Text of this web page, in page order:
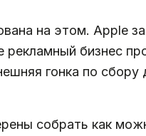
на этом. Apple
бизнес
гонка по
собрать как